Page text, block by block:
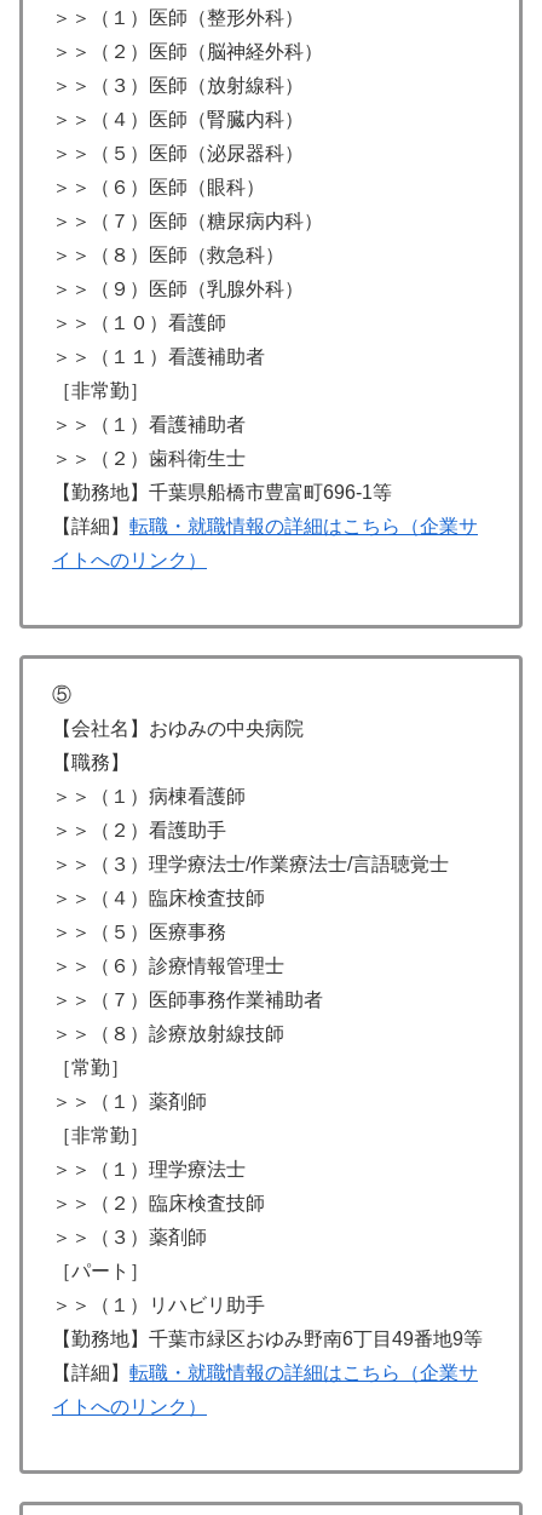
＞＞（１）医師（整形外科）
＞＞（２）医師（脳神経外科）
＞＞（３）医師（放射線科）
＞＞（４）医師（腎臓内科）
＞＞（５）医師（泌尿器科）
＞＞（６）医師（眼科）
＞＞（７）医師（糖尿病内科）
＞＞（８）医師（救急科）
＞＞（９）医師（乳腺外科）
＞＞（１０）看護師
＞＞（１１）看護補助者
［非常勤］
＞＞（１）看護補助者
＞＞（２）歯科衛生士
【勤務地】千葉県船橋市豊富町696-1等
【詳細】 転職・就職情報の詳細はこちら（企業サ
イトへのリンク）
⑤
【会社名】おゆみの中央病院
【職務】
＞＞（１）病棟看護師
＞＞（２）看護助手
＞＞（３）理学療法士/作業療法士/言語聴覚士
＞＞（４）臨床検査技師
＞＞（５）医療事務
＞＞（６）診療情報管理士
＞＞（７）医師事務作業補助者
＞＞（８）診療放射線技師
［常勤］
＞＞（１）薬剤師
［非常勤］
＞＞（１）理学療法士
＞＞（２）臨床検査技師
＞＞（３）薬剤師
［パート］
＞＞（１）リハビリ助手
【勤務地】千葉市緑区おゆみ野南6丁目49番地9等
【詳細】 転職・就職情報の詳細はこちら（企業サ
イトへのリンク）